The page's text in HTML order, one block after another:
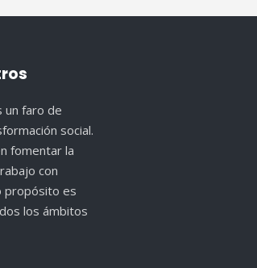
un faro de
social.
fomentar la
con
propósito es
los ámbitos